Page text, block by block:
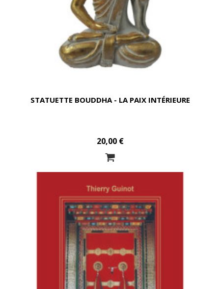
STATUETTE BOUDDHA - LA PAIX INTÉRIEURE
20,00 €